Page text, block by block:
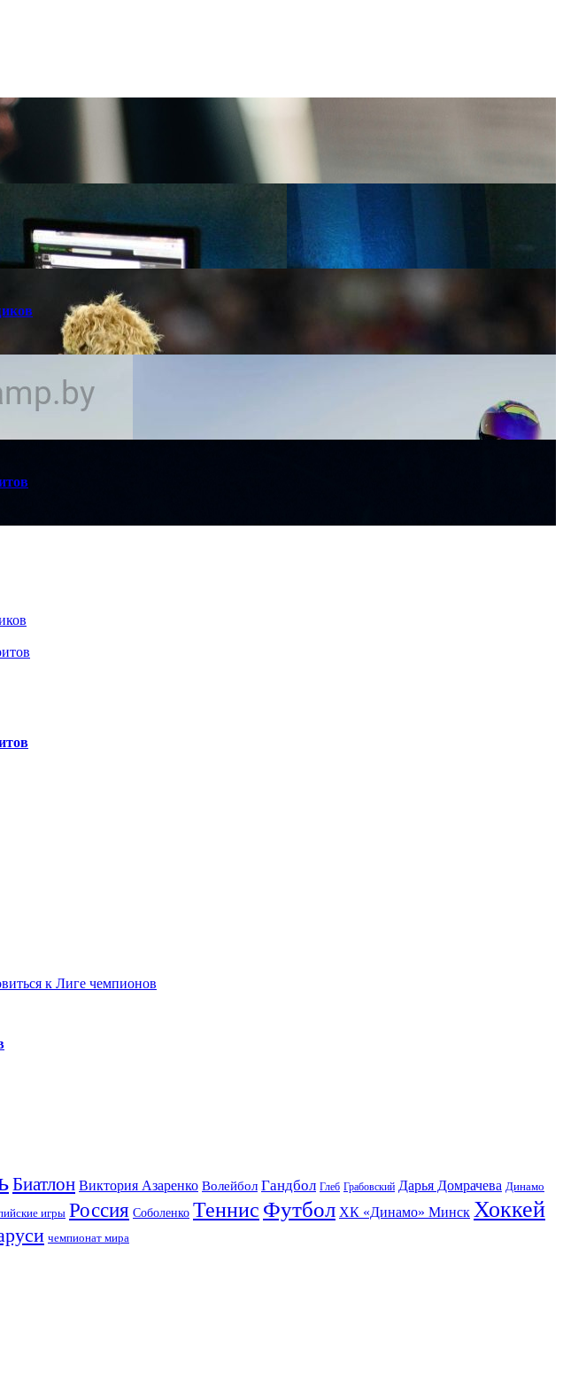
к Лиге чемпионов
Биатлон Виктория Азаренко Волейбол Гандбол Глеб Грабовский Дарья Домрачева Динамо
игры Россия Соболенко Теннис Футбол ХК «Динамо» Минск Хоккей
чемпионат мира